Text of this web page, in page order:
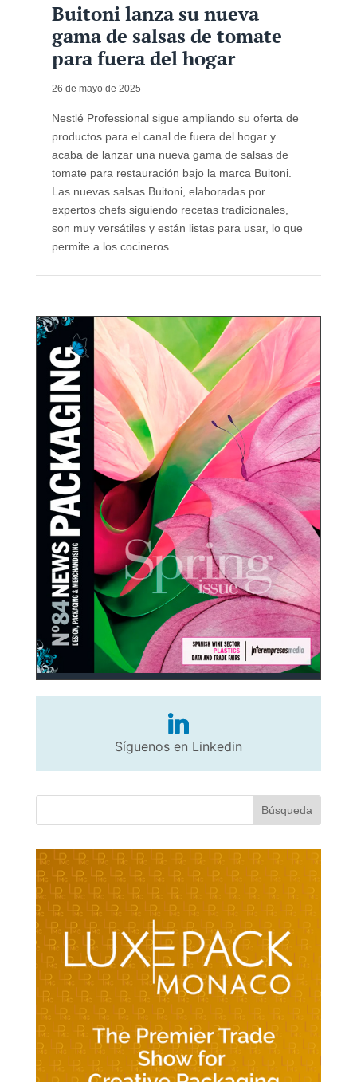
Buitoni lanza su nueva
gama de salsas de tomate
para fuera del hogar
26 de mayo de 2025
Nestlé Professional sigue ampliando su oferta de
productos para el canal de fuera del hogar y
acaba de lanzar una nueva gama de salsas de
tomate para restauración bajo la marca Buitoni.
Las nuevas salsas Buitoni, elaboradas por
expertos chefs siguiendo recetas tradicionales,
son muy versátiles y están listas para usar, lo que
permite a los cocineros ...
Síguenos en Linkedin